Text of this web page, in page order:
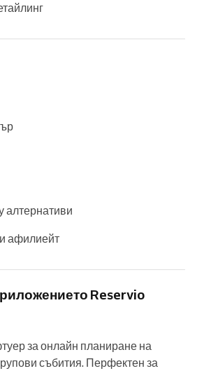
алтернативи
афилиейт
Reservio
за онлайн планиране на
събития. Перфектен за